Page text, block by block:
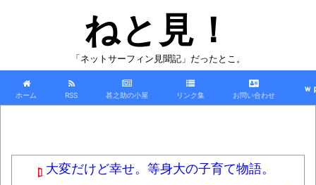
ねと見！
「ネットサーフィン見聞記」だったとこ。
ホーム RSS 甚之助の小屋 リンク集 お問い合わせ
ｗ
大変だけど幸せ。等身大の子育て物語。